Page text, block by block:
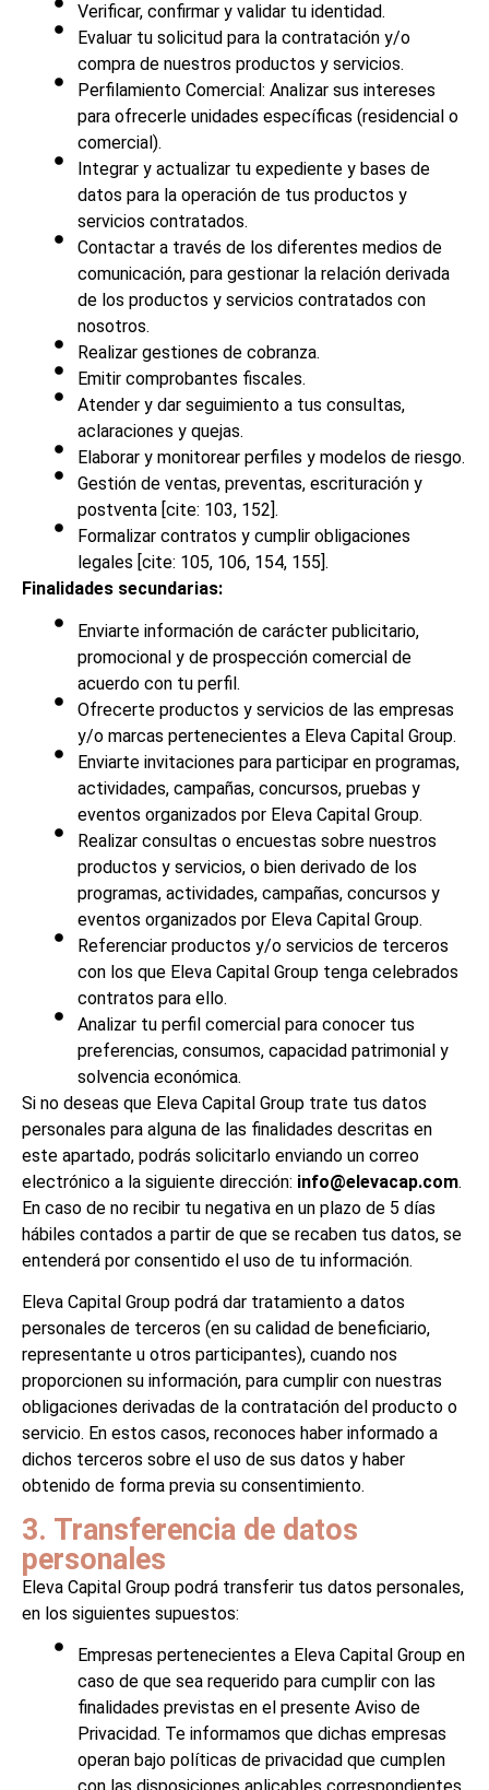
Verificar, confirmar y validar tu identidad.
Evaluar tu solicitud para la contratación y/o
compra de nuestros productos y servicios.
Perfilamiento Comercial: Analizar sus intereses
para ofrecerle unidades específicas (residencial o
comercial).
Integrar y actualizar tu expediente y bases de
datos para la operación de tus productos y
servicios contratados.
Contactar a través de los diferentes medios de
comunicación, para gestionar la relación derivada
de los productos y servicios contratados con
nosotros.
Realizar gestiones de cobranza.
Emitir comprobantes fiscales.
Atender y dar seguimiento a tus consultas,
aclaraciones y quejas.
Elaborar y monitorear perfiles y modelos de riesgo.
Gestión de ventas, preventas, escrituración y
postventa [cite: 103, 152].
Formalizar contratos y cumplir obligaciones
legales [cite: 105, 106, 154, 155].
Finalidades secundarias:
Enviarte información de carácter publicitario,
promocional y de prospección comercial de
acuerdo con tu perfil.
Ofrecerte productos y servicios de las empresas
y/o marcas pertenecientes a Eleva Capital Group.
Enviarte invitaciones para participar en programas,
actividades, campañas, concursos, pruebas y
eventos organizados por Eleva Capital Group.
Realizar consultas o encuestas sobre nuestros
productos y servicios, o bien derivado de los
programas, actividades, campañas, concursos y
eventos organizados por Eleva Capital Group.
Referenciar productos y/o servicios de terceros
con los que Eleva Capital Group tenga celebrados
contratos para ello.
Analizar tu perfil comercial para conocer tus
preferencias, consumos, capacidad patrimonial y
solvencia económica.
Si no deseas que Eleva Capital Group trate tus datos
personales para alguna de las finalidades descritas en
este apartado, podrás solicitarlo enviando un correo
electrónico a la siguiente dirección: info@elevacap.com.
En caso de no recibir tu negativa en un plazo de 5 días
hábiles contados a partir de que se recaben tus datos, se
entenderá por consentido el uso de tu información.
Eleva Capital Group podrá dar tratamiento a datos
personales de terceros (en su calidad de beneficiario,
representante u otros participantes), cuando nos
proporcionen su información, para cumplir con nuestras
obligaciones derivadas de la contratación del producto o
servicio. En estos casos, reconoces haber informado a
dichos terceros sobre el uso de sus datos y haber
obtenido de forma previa su consentimiento.
3. Transferencia de datos
personales
Eleva Capital Group podrá transferir tus datos personales,
en los siguientes supuestos:
Empresas pertenecientes a Eleva Capital Group en
caso de que sea requerido para cumplir con las
finalidades previstas en el presente Aviso de
Privacidad. Te informamos que dichas empresas
operan bajo políticas de privacidad que cumplen